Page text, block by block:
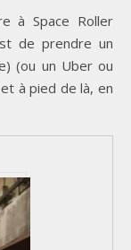
à Space Roller
de prendre un
(ou un Uber ou
à pied de là, en